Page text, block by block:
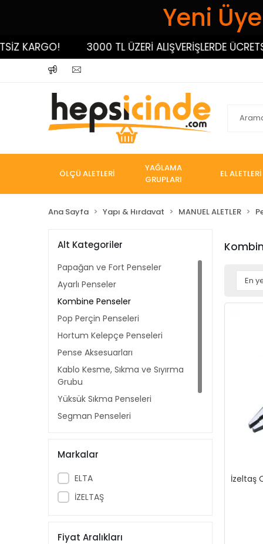
Yeni
3000 TL ÜZERİ ALIŞVERİŞLERDE ÜCRETSİZ
ÖLÇÜ ALETLERİ
YAĞLAMA
GRUPLARI
EL ALETLERİ
Ana Sayfa Yapı & Hırdavat MANUEL ALETLER
Alt Kategoriler
Papağan ve Fort Penseler
Ayarlı Penseler
Kombine Penseler
Pop Perçin Penseleri
Hortum Kelepçe Penseleri
Pense Aksesuarları
Kablo Kesme, Sıkma ve Sıyırma
Grubu
Yüksük Sıkma Penseleri
Segman Penseleri
Pense Takımları
Markalar
ELTA
İZELTAŞ
Fiyat Aralıkları
İzeltaş